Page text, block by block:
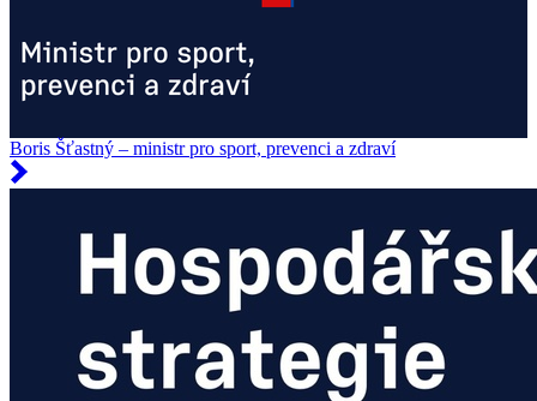
Boris Šťastný – ministr pro sport, prevenci a zdraví